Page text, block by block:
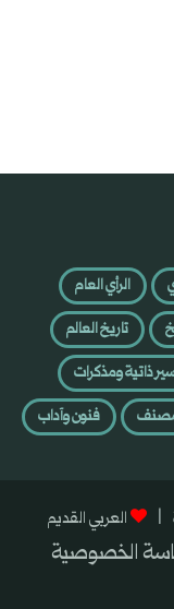
الرأي العام
تاريخ العالم
ذاتية ومذكرات
مصنف فنون وآداب
العربي القديم
الخصوصية